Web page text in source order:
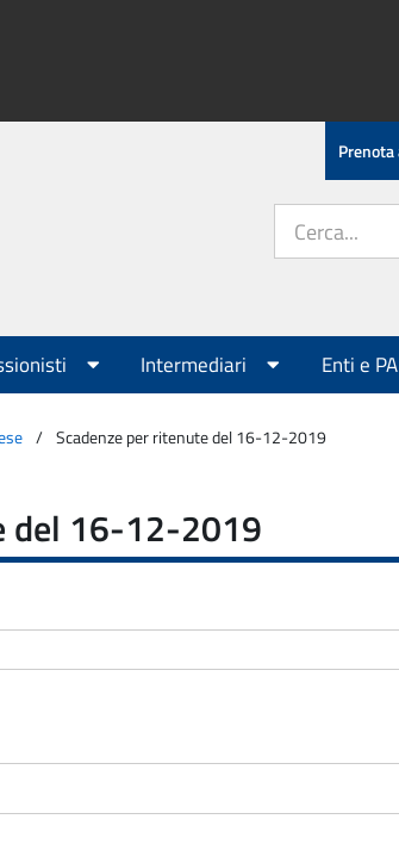
sito:
Intermediari Enti e PA
Scadenze per ritenute del 16-12-2019
del 16-12-2019